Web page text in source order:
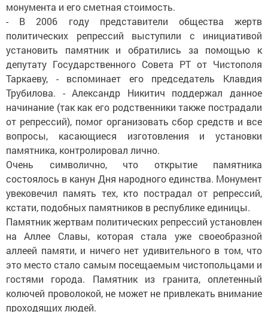
монумента и его сметная стоимость.
- В 2006 году представители общества жертв
политических репрессий выступили с инициативой
установить памятник и обратились за помощью к
депутату Государственного Совета РТ от Чистополя
Таркаеву, - вспоминает его председатель Клавдия
Трубилова. - Александр Никитич поддержал данное
начинание (так как его родственники также пострадали
от репрессий), помог организовать сбор средств и все
вопросы, касающиеся изготовления и установки
памятника, контролировал лично.
Очень символично, что открытие памятника
состоялось в канун Дня народного единства. Монумент
увековечил память тех, кто пострадал от репрессий,
кстати, подобных памятников в республике единицы.
Памятник жертвам политических репрессий установлен
на Аллее Славы, которая стала уже своеобразной
аллеей памяти, и ничего нет удивительного в том, что
это место стало самым посещаемым чистопольцами и
гостями города. Памятник из гранита, оплетенный
колючей проволокой, не может не привлекать внимание
проходящих людей.